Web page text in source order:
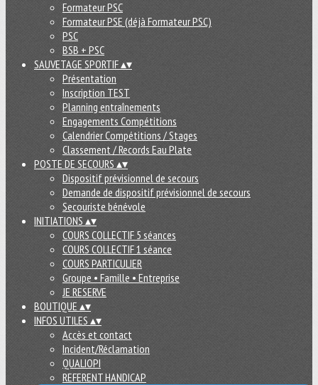
Formateur PSC
Formateur PSE (déjà Formateur PSC)
PSC
BSB + PSC
SAUVETAGE SPORTIF▴▾
Présentation
Inscription TEST
Planning entraînements
Engagements Compétitions
Calendrier Compétitions / Stages
Classement / Records Eau Plate
POSTE DE SECOURS ▴▾
Dispositif prévisionnel de secours
Demande de dispositif prévisionnel de secours
Secouriste bénévole
INITIATIONS ▴▾
COURS COLLECTIF 5 séances
COURS COLLECTIF 1 séance
COURS PARTICULIER
Groupe • Famille • Entreprise
JE RESERVE
BOUTIQUE ▴▾
INFOS UTILES ▴▾
Accès et contact
Incident/Réclamation
QUALIOPI
REFERENT HANDICAP